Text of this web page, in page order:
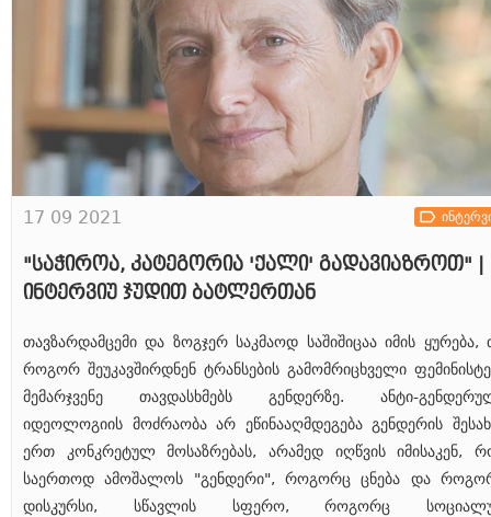
17 09 2021
"საჭიროა, კატეგორია 'ქალი' გადავიაზროთ" |
ინტერვიუ ჯუდით ბატლერთან
თავზარდამცემი და ზოგჯერ საკმაოდ საშიშიცაა იმის ყურება,
როგორ შეუკავშირდნენ ტრანსების გამომრიცხველი
მემარჯვენე თავდასხმებს გენდერზე. ანტი-
იდეოლოგიის მოძრაობა არ ეწინააღმდეგება გენდერის
ერთ კონკრეტულ მოსაზრებას, არამედ იღწვის იმისაკენ,
საერთოდ ამოშალოს "გენდერი", როგორც ცნება და
დისკურსი, სწავლის სფერო, როგორც